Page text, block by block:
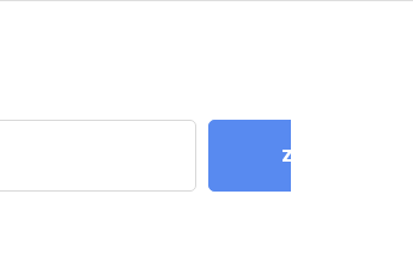
Zoeken